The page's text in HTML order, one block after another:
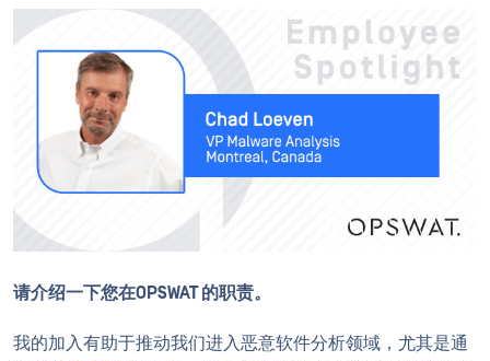
请介绍一下您在OPSWAT 的职责。
我的加入有助于推动我们进入恶意软件分析领域，尤其是通